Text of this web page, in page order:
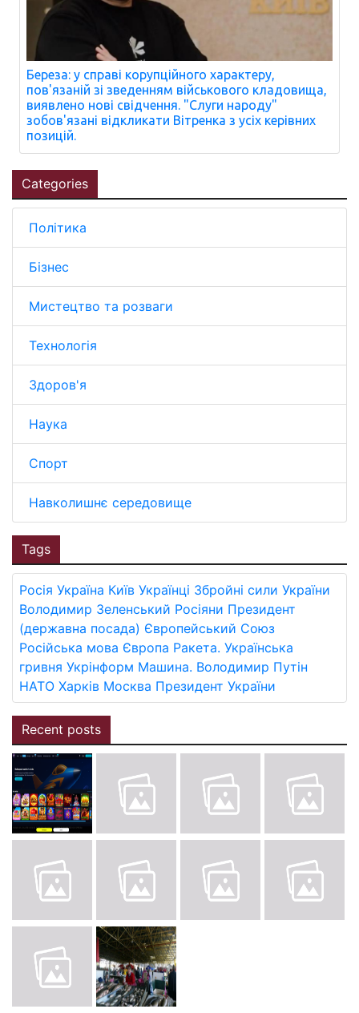
Береза: у справі корупційного характеру,
пов'язаній зі зведенням військового кладовища,
виявлено нові свідчення. "Слуги народу"
зобов'язані відкликати Вітренка з усіх керівних
позицій.
Categories
Політика
Бізнес
Мистецтво та розваги
Технологія
Здоров'я
Наука
Спорт
Навколишнє середовище
Tags
Росія Україна Київ Українці Збройні сили України
Володимир Зеленський Росіяни Президент
(державна посада) Європейський Союз
Російська мова Європа Ракета. Українська
гривня Укрінформ Машина. Володимир Путін
НАТО Харків Москва Президент України
Recent posts